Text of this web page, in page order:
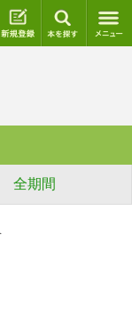
ログイン 新規登録
全期間